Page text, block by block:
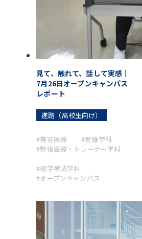
見て、触れて、話して実感｜
7月26日オープンキャンパス
レポート
進路（高校生向け）
#美容医療
#看護学科
#整復医療・トレーナー学科
#理学療法学科
#オープンキャンパス